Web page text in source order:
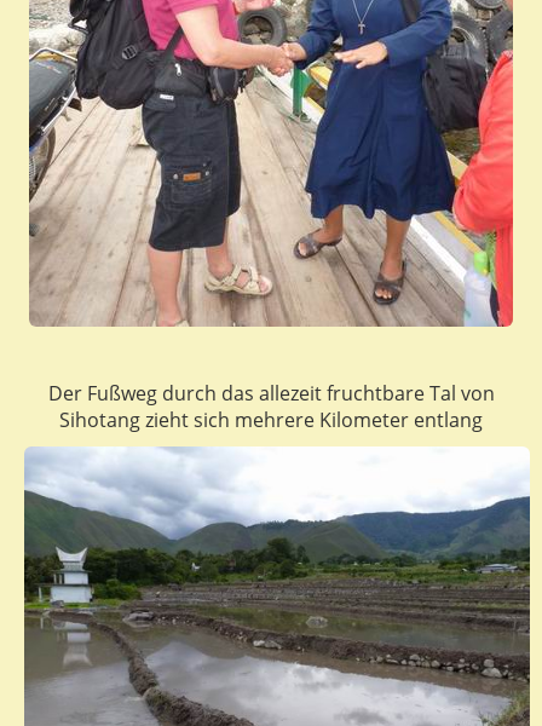
Der Fußweg durch das allezeit fruchtbare Tal von
Sihotang zieht sich mehrere Kilometer entlang